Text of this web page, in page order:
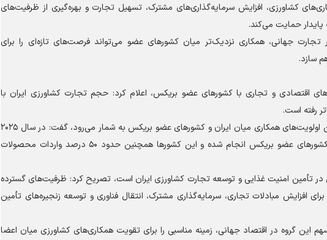
کشاورزی، افزایش سرمایه‌گذاری‌های مشترک، تسهیل تجارت و بهره‌گیری از ظرفیت‌های
حمایت می‌کند.
جهانی، همکاری نزدیک‌تر میان کشور‌های عضو می‌تواند فرصت‌های تازه‌ای را برای
سازد.
اقتصادی و تجاری با کشور‌های عضو بریکس، اعلام کرد: حجم تجارت کشاورزی ایران با
وی با بیان اینکه توسعه تجارت کشاورزی یکی از مهم‌ترین اولویت‌های همکاری میان ایران و کشور‌های عضو بریکس به شمار می‌رود، گفت: در سال ۲۰۲۵
حدود ۳۰ درصد صادرات محصولات کشاورزی ایران به کشور‌های عضو بریکس انجام شده و این کشور‌ها همچنین حدود ۵۰ درصد واردات محصولات
در تأمین امنیت غذایی و توسعه تجارت کشاورزی ایران است، تصریح کرد: ظرفیت‌های گسترده
افزایش مبادلات تجاری، سرمایه‌گذاری مشترک، انتقال فناوری و توسعه زنجیره‌های تأمین
گروه در اقتصاد جهانی، زمینه مناسبی را برای تقویت همکاری‌های کشاورزی میان اعضا